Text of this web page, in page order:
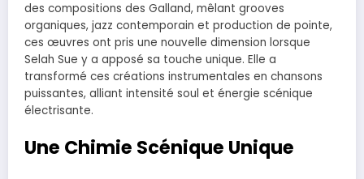
des compositions des Galland, mêlant grooves
organiques, jazz contemporain et production de pointe,
ces œuvres ont pris une nouvelle dimension lorsque
Selah Sue y a apposé sa touche unique. Elle a
transformé ces créations instrumentales en chansons
puissantes, alliant intensité soul et énergie scénique
électrisante.
Une Chimie Scénique Unique